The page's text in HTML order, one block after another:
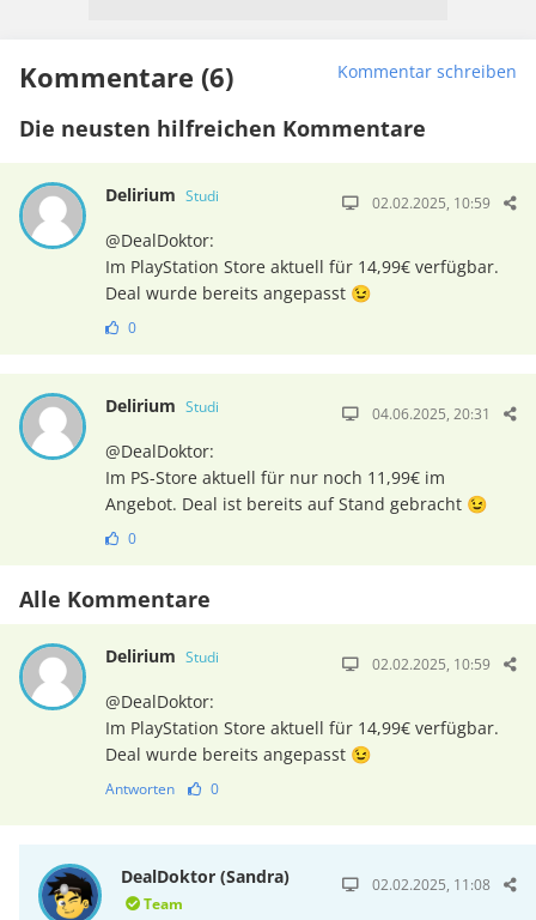
Kommentare (6) Kommentar schreiben
Die neusten hilfreichen Kommentare
Delirium Studi 02.02.2025, 10:59
@DealDoktor:
Im PlayStation Store aktuell für 14,99€ verfügbar.
Deal wurde bereits angepasst 😉
0
Delirium Studi 04.06.2025, 20:31
@DealDoktor:
Im PS-Store aktuell für nur noch 11,99€ im
Angebot. Deal ist bereits auf Stand gebracht 😉
0
Alle Kommentare
Delirium Studi 02.02.2025, 10:59
@DealDoktor:
Im PlayStation Store aktuell für 14,99€ verfügbar.
Deal wurde bereits angepasst 😉
Antworten 0
DealDoktor (Sandra)
Team
02.02.2025, 11:08